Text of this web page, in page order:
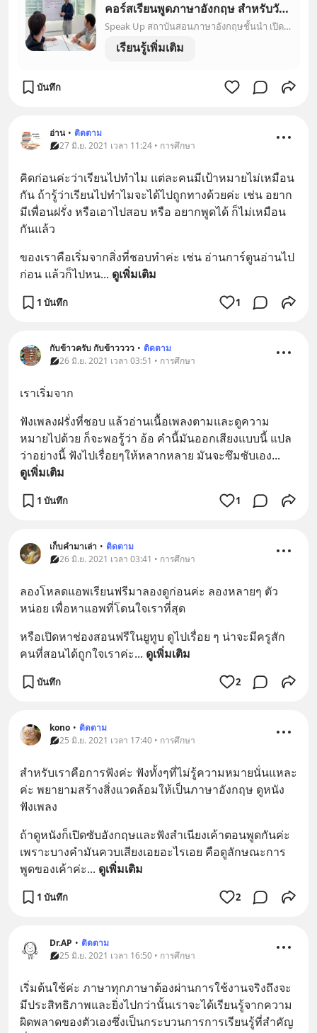
คอร์สเรียนพูดภาษาอังกฤษ สำหรับวัยทำงาน มาตรฐานสากล CEFR
Speak Up สถาบันสอนภาษาอังกฤษชั้นนำ เปิด คอร์สเรียนพูดภาษาอังกฤษ ตัวต่อตัว ออนไลน์ และกลุ่ม ที่ได้รับการรับรองตามมาตรฐานสากล CEFR
เรียนรู้เพิ่มเติม
บันทึก
อ่าน • ติดตาม
27 มิ.ย. 2021 เวลา 11:24 • การศึกษา
คิดก่อนค่ะว่าเรียนไปทำไม แต่ละคนมีเป้าหมายไม่เหมือน
กัน ถ้ารู้ว่าเรียนไปทำไมจะได้ไปถูกทางด้วยค่ะ เช่น อยาก
มีเพื่อนฝรั่ง หรือเอาไปสอบ หรือ อยากพูดได้ ก็ไม่เหมือน
กันแล้ว
ของเราคือเริ่มจากสิ่งที่ชอบทำค่ะ เช่น อ่านการ์ตูนอ่านไป
ก่อน แล้วก็ไปหน... ดูเพิ่มเติม
1 บันทึก 1
กับข้าวครับ กับข้าวววว • ติดตาม
26 มิ.ย. 2021 เวลา 03:51 • การศึกษา
เราเริ่มจาก
ฟังเพลงฝรั่งที่ชอบ แล้วอ่านเนื้อเพลงตามและดูความ
หมายไปด้วย ก็จะพอรู้ว่า อ้อ คำนี้มันออกเสียงแบบนี้ แปล
ว่าอย่างนี้ ฟังไปเรื่อยๆให้หลากหลาย มันจะซึมซับเอง...
ดูเพิ่มเติม
1 บันทึก 1
เก็บคำมาเล่า • ติดตาม
26 มิ.ย. 2021 เวลา 03:41 • การศึกษา
ลองโหลดแอพเรียนฟรีมาลองดูก่อนค่ะ ลองหลายๆ ตัว
หน่อย เพื่อหาแอพที่โดนใจเราที่สุด
หรือเปิดหาช่องสอนฟรีในยูทูบ ดูไปเรื่อย ๆ น่าจะมีครูสัก
คนที่สอนได้ถูกใจเราค่ะ... ดูเพิ่มเติม
บันทึก 2
kono • ติดตาม
25 มิ.ย. 2021 เวลา 17:40 • การศึกษา
สำหรับเราคือการฟังค่ะ ฟังทั้งๆที่ไม่รู้ความหมายนั่นแหละ
ค่ะ พยายามสร้างสิ่งแวดล้อมให้เป็นภาษาอังกฤษ ดูหนัง
ฟังเพลง
ถ้าดูหนังก็เปิดซับอังกฤษและฟังสำเนียงเค้าตอนพูดกันค่ะ
เพราะบางคำมันควบเสียงเอยอะไรเอย คือดูลักษณะการ
พูดของเค้าค่ะ... ดูเพิ่มเติม
1 บันทึก 2
Dr.AP • ติดตาม
25 มิ.ย. 2021 เวลา 16:50 • การศึกษา
เริ่มต้นใช้ค่ะ ภาษาทุกภาษาต้องผ่านการใช้งานจริงถึงจะ
มีประสิทธิภาพและยิ่งไปกว่านั้นเราจะได้เรียนรู้จากความ
ผิดพลาดของตัวเองซึ่งเป็นกระบวนการการเรียนรู้ที่สำคัญ